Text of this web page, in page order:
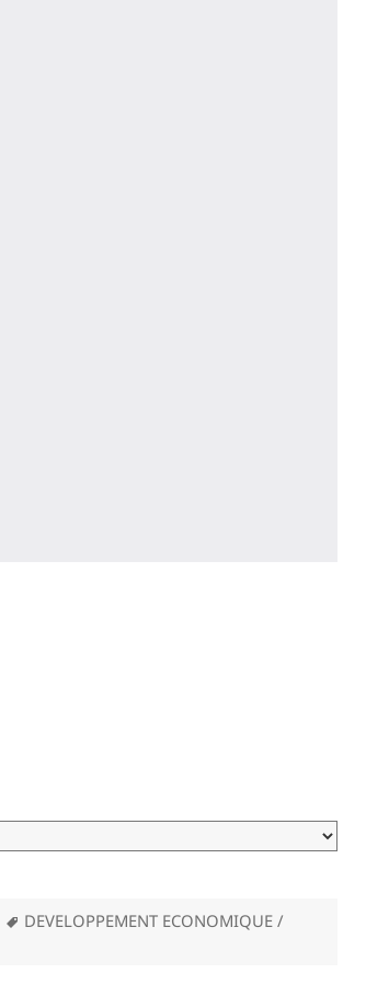
Mots-
DEVELOPPEMENT ECONOMIQUE /